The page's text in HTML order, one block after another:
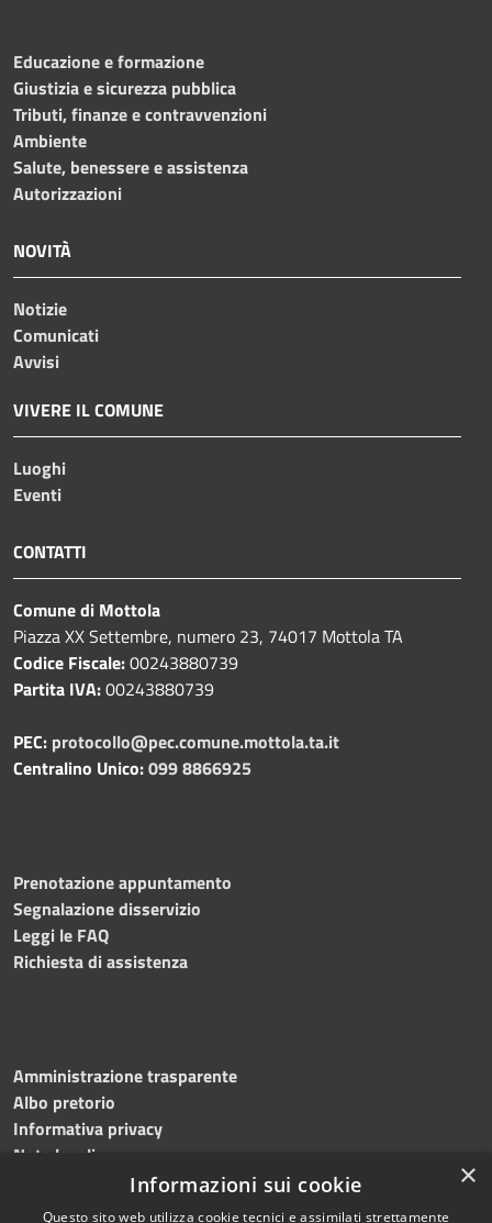
Educazione e formazione
Giustizia e sicurezza pubblica
Tributi, finanze e contravvenzioni
Ambiente
Salute, benessere e assistenza
Autorizzazioni
NOVITÀ
Notizie
Comunicati
Avvisi
VIVERE IL COMUNE
Luoghi
Eventi
CONTATTI
Comune di Mottola
Piazza XX Settembre, numero 23, 74017 Mottola TA
Codice Fiscale:00243880739
Partita IVA:00243880739
PEC: protocollo@pec.comune.mottola.ta.it
Centralino Unico:099 8866925
Prenotazione appuntamento
Segnalazione disservizio
Leggi le FAQ
Richiesta di assistenza
Amministrazione trasparente
Albo pretorio
Informativa privacy
Note legali
Dichiarazione di accessibilità
×
Informazioni sui cookie
Questo sito web utilizza cookie tecnici e assimilati strettamente